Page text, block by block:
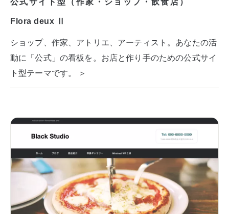
Flora deux Ⅱ
ショップ、作家、アトリエ、アーティスト。あなたの活
動に「公式」の看板を。お店と作り手のための公式サイ
ト型テーマです。 ＞